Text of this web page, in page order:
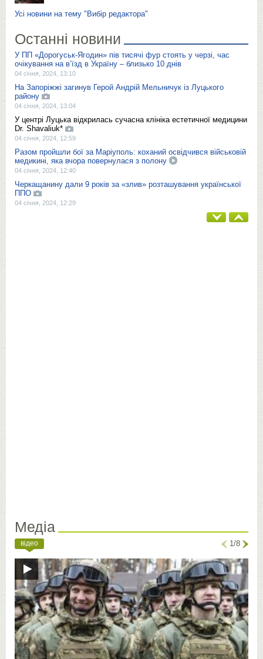
Усі новини на тему "Вибір редактора"
Останні новини
У ПП «Дорогуськ-Ягодин» пів тисячі фур стоять у черзі, час
очікування на в’їзд в Україну – близько 10 днів
04 січня, 2024, 13:10
На Запоріжжі загинув Герой Андрій Мельничук із Луцького
району
04 січня, 2024, 13:04
У центрі Луцька відкрилась сучасна клініка естетичної медицини
Dr. Shavaliuk*
04 січня, 2024, 12:59
Разом пройшли бої за Маріуполь: коханий освідчився військовій
медикині, яка вчора повернулася з полону
04 січня, 2024, 12:40
Черкащанину дали 9 років за «злив» розташування української
ППО
04 січня, 2024, 12:29
Медіа
відео 1/8